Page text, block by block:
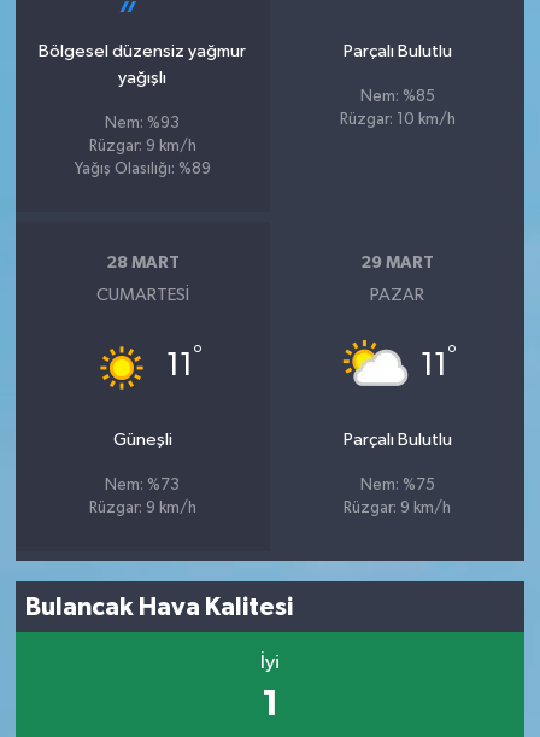
Bölgesel düzensiz yağmur
yağışlı
Nem: %93
Rüzgar: 9 km/h
Yağış Olasılığı: %89
Parçalı Bulutlu
Nem: %85
Rüzgar: 10 km/h
28 MART
CUMARTESI
11 °
Güneşli
Nem: %73
Rüzgar: 9 km/h
29 MART
PAZAR
11 °
Parçalı Bulutlu
Nem: %75
Rüzgar: 9 km/h
Bulancak Hava Kalitesi
İyi
1